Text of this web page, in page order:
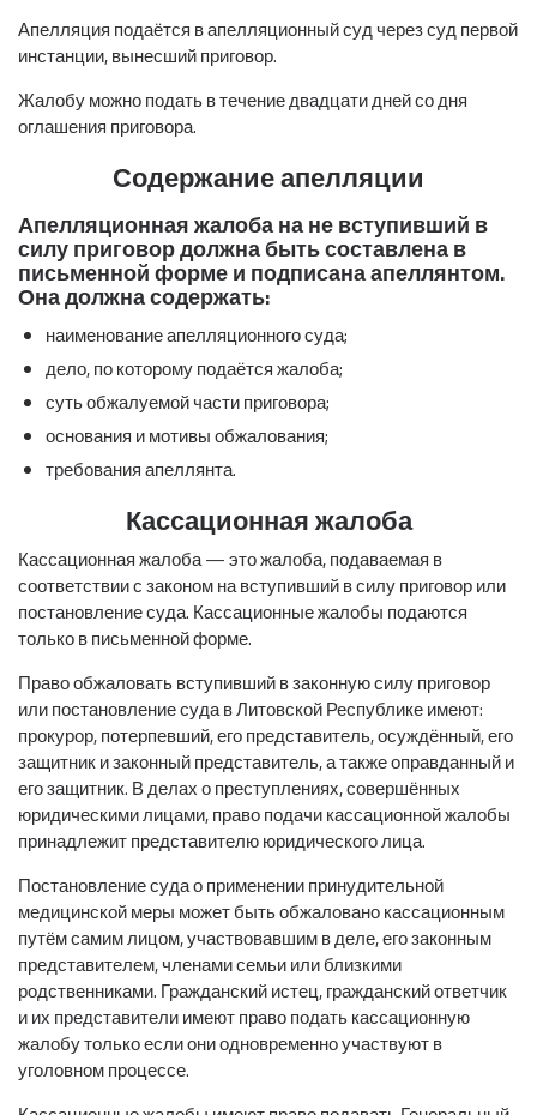
Апелляция подаётся в апелляционный суд через суд первой
инстанции, вынесший приговор.
Жалобу можно подать в течение двадцати дней со дня
оглашения приговора.
Содержание апелляции
Апелляционная жалоба на не вступивший в
силу приговор должна быть составлена в
письменной форме и подписана апеллянтом.
Она должна содержать:
наименование апелляционного суда;
дело, по которому подаётся жалоба;
суть обжалуемой части приговора;
основания и мотивы обжалования;
требования апеллянта.
Кассационная жалоба
Кассационная жалоба — это жалоба, подаваемая в
соответствии с законом на вступивший в силу приговор или
постановление суда. Кассационные жалобы подаются
только в письменной форме.
Право обжаловать вступивший в законную силу приговор
или постановление суда в Литовской Республике имеют:
прокурор, потерпевший, его представитель, осуждённый, его
защитник и законный представитель, а также оправданный и
его защитник. В делах о преступлениях, совершённых
юридическими лицами, право подачи кассационной жалобы
принадлежит представителю юридического лица.
Постановление суда о применении принудительной
медицинской меры может быть обжаловано кассационным
путём самим лицом, участвовавшим в деле, его законным
представителем, членами семьи или близкими
родственниками. Гражданский истец, гражданский ответчик
и их представители имеют право подать кассационную
жалобу только если они одновременно участвуют в
уголовном процессе.